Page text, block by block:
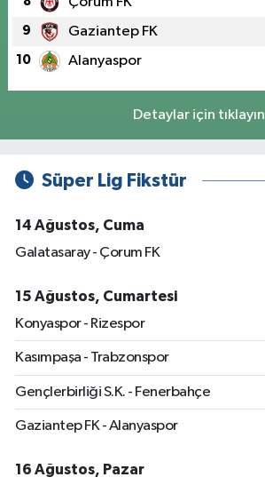
9 Gaziantep FK
10 Alanyaspor
Detaylar için tıklayın
Süper Lig Fikstür
14 Ağustos, Cuma
Galatasaray - Çorum FK
15 Ağustos, Cumartesi
Konyaspor - Rizespor
Kasımpaşa - Trabzonspor
Gençlerbirliği S.K. - Fenerbahçe
Gaziantep FK - Alanyaspor
16 Ağustos, Pazar